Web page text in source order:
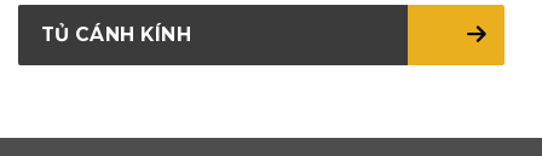
TỦ CÁNH KÍNH